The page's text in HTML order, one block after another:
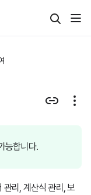
능합니다.
관리, 계산식 관리, 보